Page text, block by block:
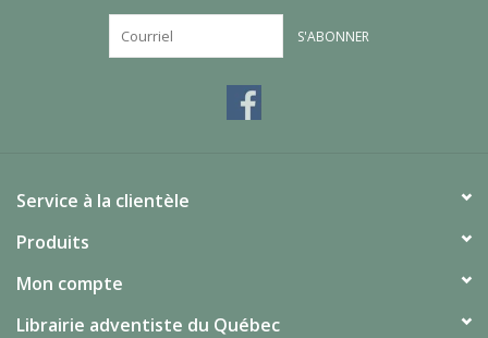
S'ABONNER
Service à la clientèle
Produits
Mon compte
Librairie adventiste du Québec